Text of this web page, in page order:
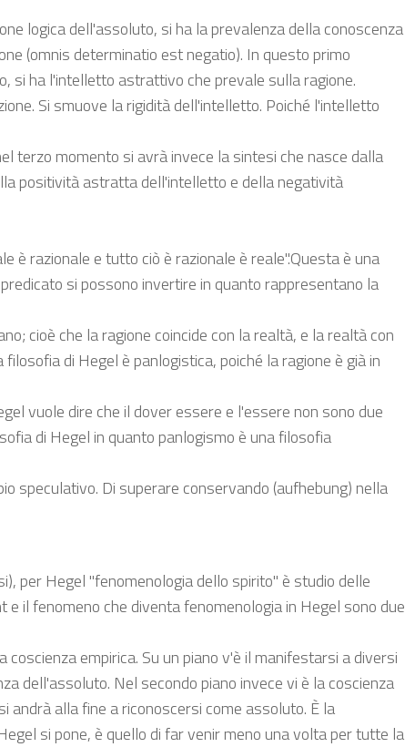
logica dell'assoluto, si ha la prevalenza della conoscenza
(omnis determinatio est negatio). In questo primo
si ha l'intelletto astrattivo che prevale sulla ragione.
Si smuove la rigidità dell'intelletto. Poiché l'intelletto
terzo momento si avrà invece la sintesi che nasce dalla
positività astratta dell'intelletto e della negatività
è razionale e tutto ciò è razionale è reale".Questa è una
si possono invertire in quanto rappresentano la
cioè che la ragione coincide con la realtà, e la realtà con
di Hegel è panlogistica, poiché la ragione è già in
vuole dire che il dover essere e l'essere non sono due
di Hegel in quanto panlogismo è una filosofia
speculativo. Di superare conservando (aufhebung) nella
per Hegel "fenomenologia dello spirito" è studio delle
il fenomeno che diventa fenomenologia in Hegel sono due
empirica. Su un piano v'è il manifestarsi a diversi
dell'assoluto. Nel secondo piano invece vi è la coscienza
andrà alla fine a riconoscersi come assoluto. È la
si pone, è quello di far venir meno una volta per tutte la